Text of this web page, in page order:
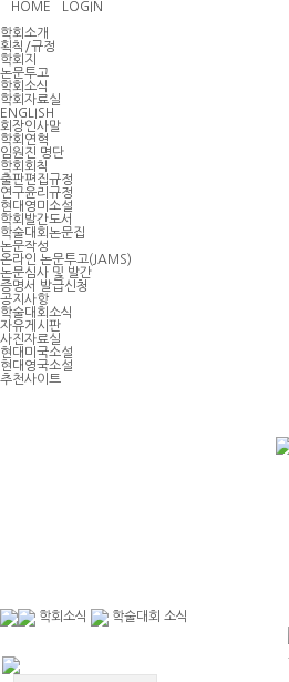
HOME
LOGIN
학회소개
획칙/규정
학회지
논문투고
학회소식
학회자료실
ENGLISH
회장인사말
학회연혁
임원진 명단
학회회칙
출판편집규정
연구윤리규정
현대영미소설
학회발간도서
학술대회논문집
논문작성
온라인 논문투고(JAMS)
논문심사 및 발간
증명서 발급신청
공지사항
학술대회소식
자유게시판
사진자료실
현대미국소설
현대영국소설
추천사이트
학회소식 학술대회 소식